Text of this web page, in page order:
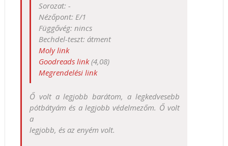
Sorozat: -
Nézőpont: E/1
Függővég: nincs
Bechdel-teszt: átment
Moly link
Goodreads link(4,08)
Megrendelési link
Ő volt a legjobb barátom, a legkedvesebb
pótbátyám és a legjobb védelmezőm. Ő volt
a
legjobb, és az enyém volt.